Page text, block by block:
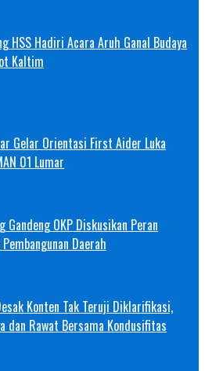
HSS Hadiri Acara Aruh Ganal Budaya
Kaltim
Gelar Orientasi First Aider Luka
01 Lumar
Gandeng OKP Diskusikan Peran
Daerah
Konten Tak Teruji Diklarifikasi,
dan Rawat Bersama Kondusifitas